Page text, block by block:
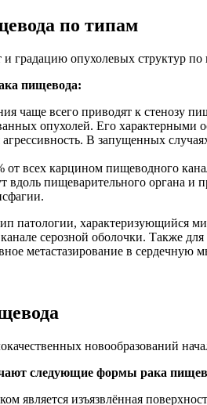
по типам
градацию опухолевых структур по
пищевода:
чаще всего приводят к стенозу
опухолей. Его характерными
агрессивность. В запущенных
всех карцином пищеводного
вдоль пищеварительного органа и
патологии, характеризующийся
серозной оболочки. Также
метастазирование в сердечную
новообразований
следующие формы рака
является изъязвлённая